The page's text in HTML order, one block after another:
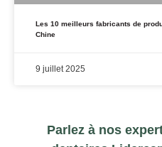
Les 10 meilleurs fabricants de
Chine
9 juillet 2025
Parlez à nos